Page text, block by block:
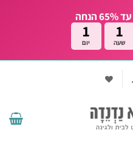
1
יום
1
שעה